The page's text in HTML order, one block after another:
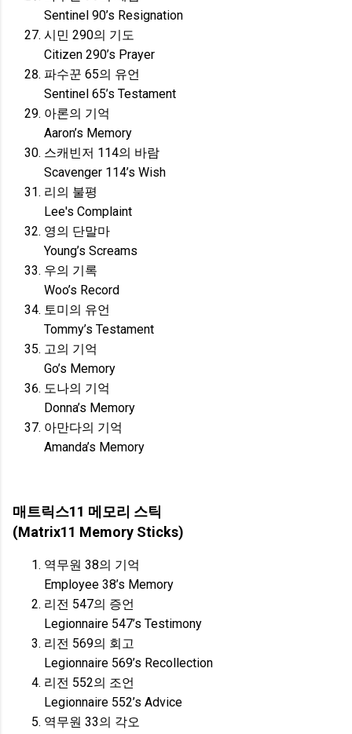
Sentinel 90’s Resignation
시민 290의 기도
Citizen 290’s Prayer
파수꾼 65의 유언
Sentinel 65’s Testament
아론의 기억
Aaron’s Memory
스캐빈저 114의 바람
Scavenger 114’s Wish
리의 불평
Lee's Complaint
영의 단말마
Young’s Screams
우의 기록
Woo’s Record
토미의 유언
Tommy’s Testament
고의 기억
Go’s Memory
도나의 기억
Donna’s Memory
아만다의 기억
Amanda’s Memory
매트릭스11 메모리 스틱
(Matrix11 Memory Sticks)
역무원 38의 기억
Employee 38’s Memory
리전 547의 증언
Legionnaire 547’s Testimony
리전 569의 회고
Legionnaire 569’s Recollection
리전 552의 조언
Legionnaire 552’s Advice
역무원 33의 각오